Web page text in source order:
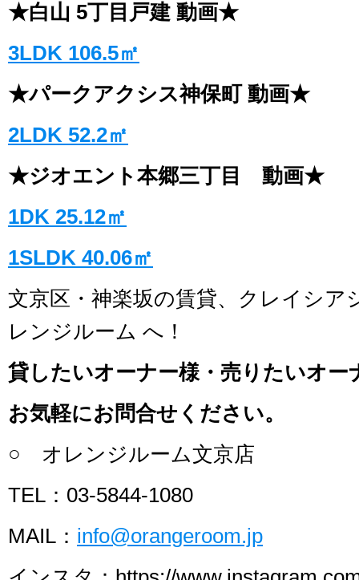
★白山 5丁目戸建 動画★
3LDK 106.5㎡
★パークアクシス神保町 動画★
2LDK 52.2㎡
★ジオエント本郷三丁目 動画★
1DK 25.12㎡
1SLDK 40.06㎡
文京区・神楽坂の賃貸、クレイシア
レンジルーム へ！
貸したいオーナー様・売りたいオー
お気軽にお問合せください。
○ オレンジルーム文京店
TEL：03-5844-1080
MAIL： info@orangeroom.jp